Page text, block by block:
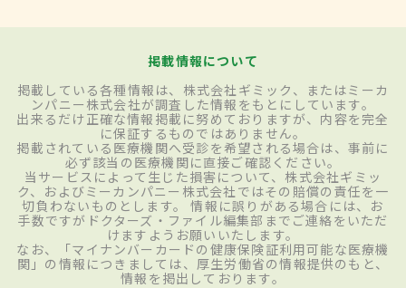
掲載情報について
掲載している各種情報は、株式会社ギミック、またはミーカ
ンパニー株式会社が調査した情報をもとにしています。
出来るだけ正確な情報掲載に努めておりますが、内容を完全
に保証するものではありません。
掲載されている医療機関へ受診を希望される場合は、事前に
必ず該当の医療機関に直接ご確認ください。
当サービスによって生じた損害について、株式会社ギミッ
ク、およびミーカンパニー株式会社ではその賠償の責任を一
切負わないものとします。 情報に誤りがある場合には、お
手数ですがドクターズ・ファイル編集部までご連絡をいただ
けますようお願いいたします。
なお、「マイナンバーカードの健康保険証利用可能な医療機
関」の情報につきましては、厚生労働省の情報提供のもと、
情報を掲出しております。